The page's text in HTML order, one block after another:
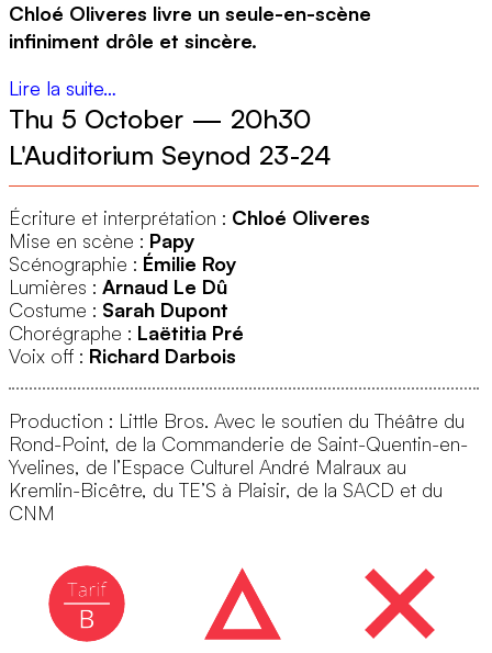
2
Chloé Oliveres livre un seule-en-scène
infiniment drôle et sincère.
Lire la suite…
Thu 5 October — 20h30
L'Auditorium Seynod 23-24
Écriture et interprétation : Chloé Oliveres
Mise en scène : Papy
Scénographie : Émilie Roy
Lumières : Arnaud Le Dû
Costume : Sarah Dupont
Chorégraphe : Laëtitia Pré
Voix off : Richard Darbois
Production : Little Bros. Avec le soutien du Théâtre du
Rond-Point, de la Commanderie de Saint-Quentin-en-
Yvelines, de l’Espace Culturel André Malraux au
Kremlin-Bicêtre, du TE’S à Plaisir, de la SACD et du
CNM